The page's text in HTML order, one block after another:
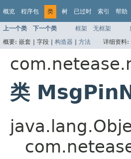
概览 程序包 类 树 已过时 索引 帮助
上一个类 下一个类 框架 无框架
概要: 嵌套 | 字段 | 构造器 | 方法 详细资料:
类